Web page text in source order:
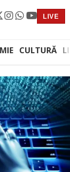
LIVE
CULTURĂ